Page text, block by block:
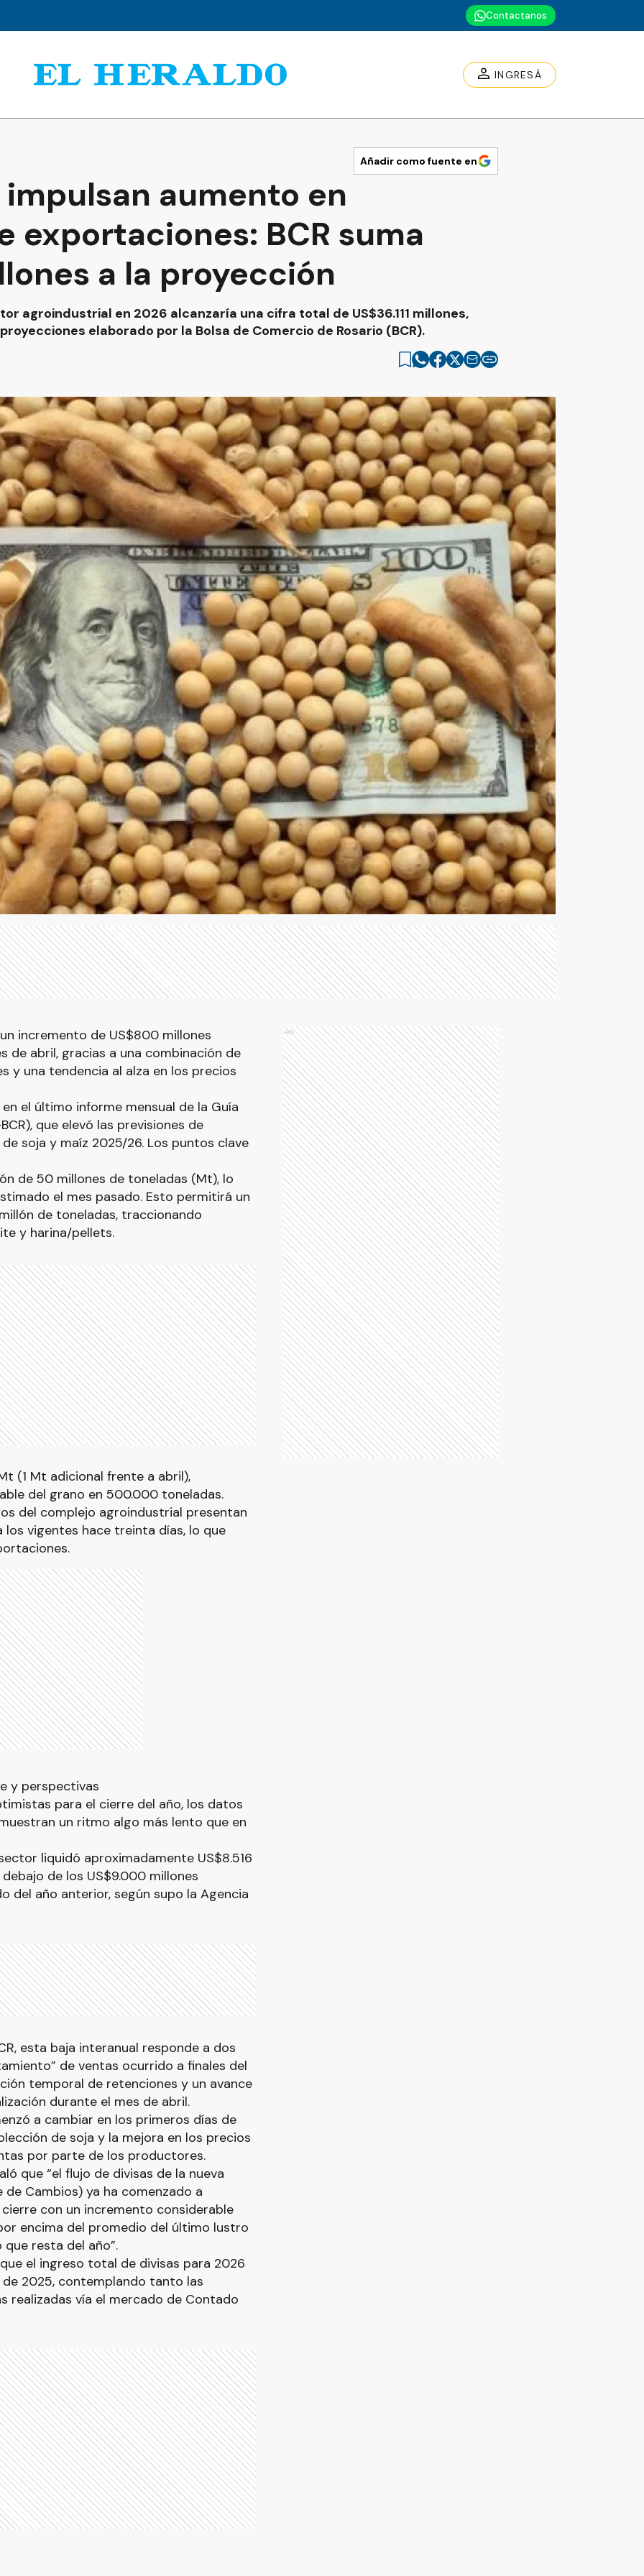
Contactanos
INGRESÁ
Añadir como fuente en
impulsan aumento en
exportaciones: BCR suma
a la proyección
agroindustrial en 2026 alcanzaría una cifra total de US$36.111 millones,
elaborado por la Bolsa de Comercio de Rosario (BCR).
incremento de US$800 millones
de abril, gracias a una combinación de
y una tendencia al alza en los precios
el último informe mensual de la Guía
que elevó las previsiones de
soja y maíz 2025/26. Los puntos clave
de 50 millones de toneladas (Mt), lo
el mes pasado. Esto permitirá un
de toneladas, traccionando
y harina/pellets.
(1 Mt adicional frente a abril),
del grano en 500.000 toneladas.
del complejo agroindustrial presentan
vigentes hace treinta días, lo que
y perspectivas
para el cierre del año, los datos
un ritmo algo más lento que en
liquidó aproximadamente US$8.516
de los US$9.000 millones
del año anterior, según supo la Agencia
esta baja interanual responde a dos
de ventas ocurrido a finales del
temporal de retenciones y un avance
durante el mes de abril.
a cambiar en los primeros días de
de soja y la mejora en los precios
por parte de los productores.
que “el flujo de divisas de la nueva
Cambios) ya ha comenzado a
con un incremento considerable
encima del promedio del último lustro
resta del año”.
el ingreso total de divisas para 2026
2025, contemplando tanto las
realizadas vía el mercado de Contado
Ads